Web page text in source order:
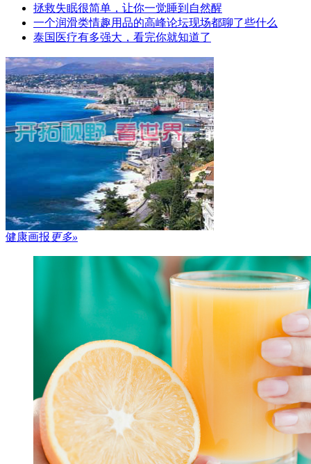
拯救失眠很简单，让你一觉睡到自然醒
一个润滑类情趣用品的高峰论坛现场都聊了些什么
泰国医疗有多强大，看完你就知道了
健康画报 更多»